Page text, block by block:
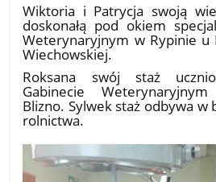
Wiktoria i Patrycja swoją
doskonałą pod okiem
Weterynaryjnym w Rypinie u
Wiechowskiej.
Roksana swój staż
Gabinecie
Blizno. Sylwek staż odbywa w
rolnictwa.